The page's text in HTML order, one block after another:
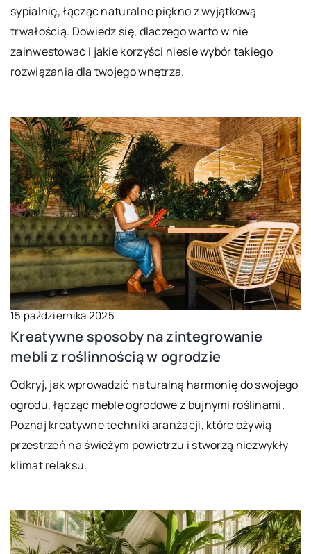
sypialnię, łącząc naturalne piękno z wyjątkową
trwałością. Dowiedz się, dlaczego warto w nie
zainwestować i jakie korzyści niesie wybór takiego
rozwiązania dla twojego wnętrza.
15 października 2025
Kreatywne sposoby na zintegrowanie
mebli z roślinnością w ogrodzie
Odkryj, jak wprowadzić naturalną harmonię do swojego
ogrodu, łącząc meble ogrodowe z bujnymi roślinami.
Poznaj kreatywne techniki aranżacji, które ożywią
przestrzeń na świeżym powietrzu i stworzą niezwykły
klimat relaksu.